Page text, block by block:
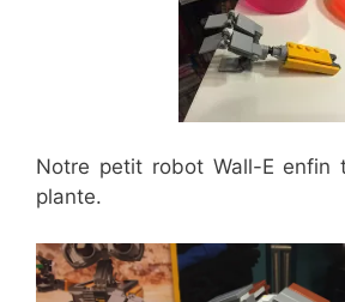
Notre petit robot Wall-E enfin
plante.